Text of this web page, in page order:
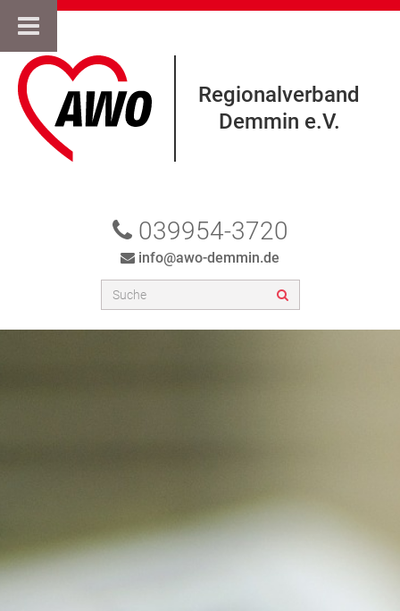
Regionalverband
Demmin e.V.
039954-3720
info@awo-demmin.de